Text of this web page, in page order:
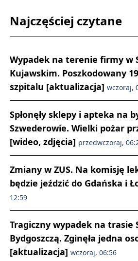
Najczęściej czytane
Wypadek na terenie firmy w
Kujawskim. Poszkodowany
szpitalu [aktualizacja] wczoraj,
Spłonęły sklepy i apteka na
Szwederowie. Wielki pożar
[wideo, zdjęcia] przedwczoraj,
Zmiany w ZUS. Na komisję
będzie jeździć do Gdańska i
12:59
Tragiczny wypadek na trasie
Bydgoszczą. Zginęła jedna
[aktualizacja] wczoraj, 06:56